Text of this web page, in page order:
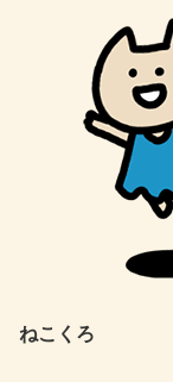
ねこくろ